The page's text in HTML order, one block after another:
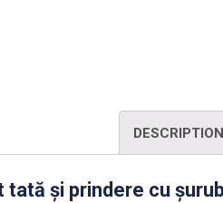
DESCRIPTION
tată şi prindere cu